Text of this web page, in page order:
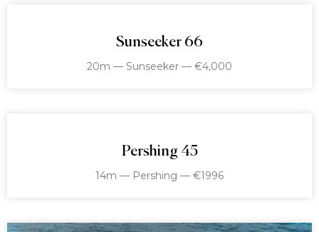
Sunseeker 66
20m — Sunseeker — €4,000
Pershing 45
14m — Pershing — €1996